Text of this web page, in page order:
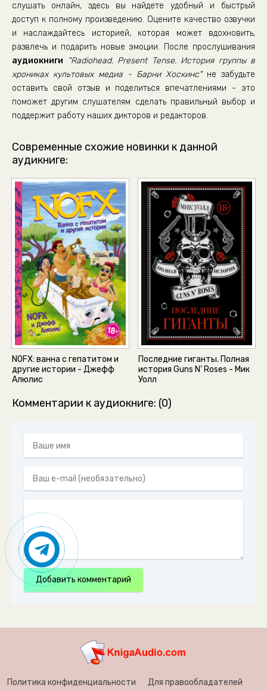
слушать онлайн, здесь вы найдете удобный и быстрый
доступ к полному произведению. Оцените качество озвучки
и наслаждайтесь историей, которая может вдохновить,
развлечь и подарить новые эмоции. После прослушивания
аудиокниги
"Radiohead. Present Tense. История группы в
хрониках культовых медиа - Барни Хоскинс"не забудьте
оставить свой отзыв и поделиться впечатлениями - это
поможет другим слушателям сделать правильный выбор и
поддержит работу наших дикторов и редакторов.
Современные схожие новинки к данной
аудикниге:
NOFX: ванна с гепатитом и
другие истории - Джефф
Алюлис
Последние гиганты. Полная
история Guns N' Roses - Мик
Уолл
Комментарии к аудиокниге: (0)
Добавить комментарий
Политика конфиденциальности Для правообладателей